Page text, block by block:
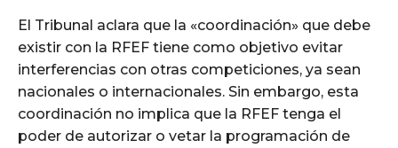
El Tribunal aclara que la «coordinación» que debe
existir con la RFEF tiene como objetivo evitar
interferencias con otras competiciones, ya sean
nacionales o internacionales. Sin embargo, esta
coordinación no implica que la RFEF tenga el
poder de autorizar o vetar la programación de